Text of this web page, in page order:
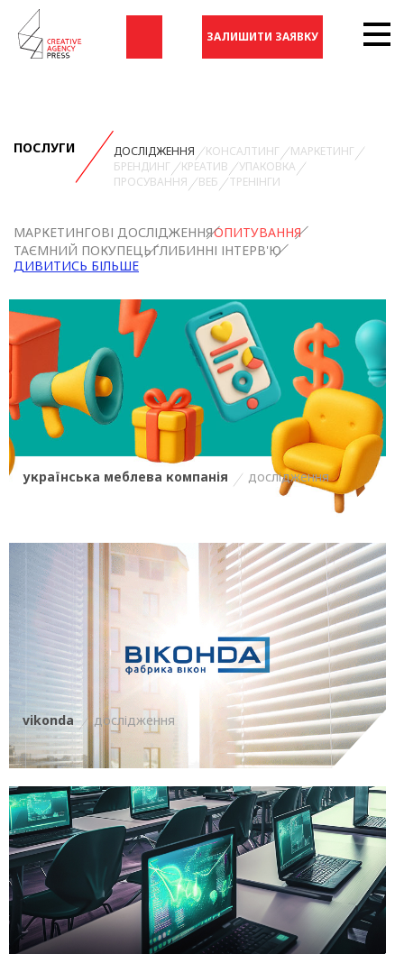
ЗАЛИШИТИ ЗАЯВКУ
ПОСЛУГИ ДОСЛІДЖЕННЯ КОНСАЛТИНГ
МАРКЕТИНГ
БРЕНДИНГ
КРЕАТИВ
УПАКОВКА
ПРОСУВАННЯ
ВЕБ ТРЕНІНГИ
МАРКЕТИНГОВІ ДОСЛІДЖЕННЯОПИТУВАННЯ
ТАЄМНИЙ ПОКУПЕЦЬГЛИБИННІ ІНТЕРВ'Ю
ДИВИТИСЬ БІЛЬШЕ
українська меблева компанія дослідження
vikonda дослідження